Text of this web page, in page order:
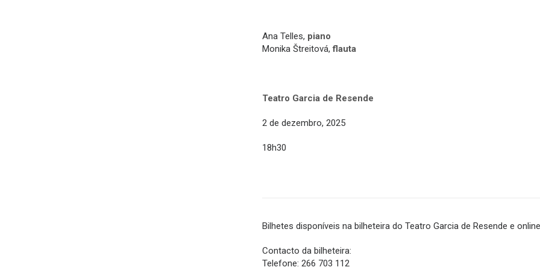
Ana Telles, piano
Monika Štreitová,flauta
Teatro Garcia de Resende
2 de dezembro, 2025
18h30
Bilhetes disponíveis na bilheteira do Teatro Garcia de Resende e
Contacto da bilheteira:
Telefone: 266 703 112